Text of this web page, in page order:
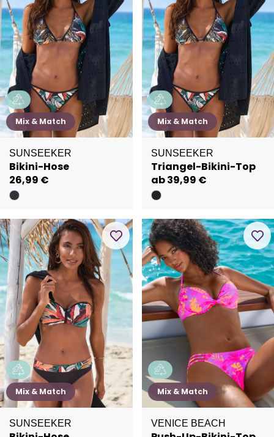
Mix & Match
SUNSEEKER
Bikini-Hose
26,99 €
Mix & Match
SUNSEEKER
Triangel-Bikini-Top
ab 39,99 €
Mix & Match
SUNSEEKER
Mix & Match
VENICE BEACH